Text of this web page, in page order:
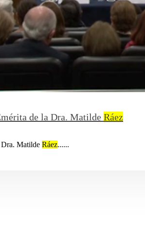
de la Dra. Matilde Ráez
Dra. Matilde Ráez......